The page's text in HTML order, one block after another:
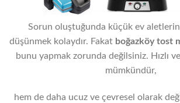
Sorun oluştuğunda küçük ev
düşünmek kolaydır. Fakat boğazköytost
bunu yapmak zorunda değilsiniz. Hızlı
mümkündür,
hem de daha ucuz ve çevresel olarak